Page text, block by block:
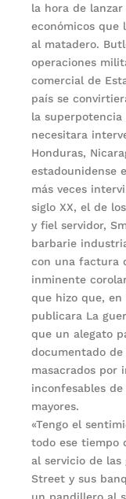
la hora de
económicos que
al matadero.
operaciones
comercial de
país se
la superpotencia
necesitara
Honduras,
estadounidense
más veces
siglo XX, el de
y fiel servidor,
barbarie
con una factura
inminente
que hizo que, en
publicara La
que un alegato
documentado de
masacrados por
inconfesables
mayores.
«Tengo el
todo ese tiempo
al servicio de las
Street y sus
un pandillero al